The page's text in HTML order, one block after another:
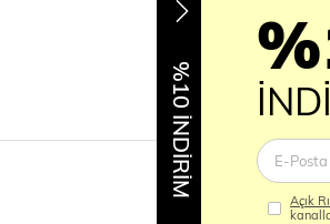
%10 İNDİRİM
Açık